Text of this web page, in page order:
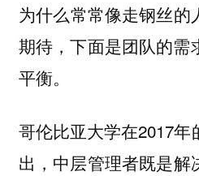
为什么常常像走钢丝
期待，下面是团队的需
平衡。
哥伦比亚大学在2017
出， 中层管理者既是解